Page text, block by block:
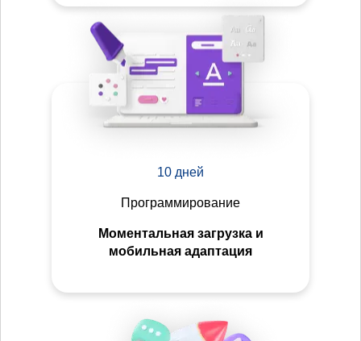
10 дней
Программирование
Моментальная загрузка и
мобильная адаптация